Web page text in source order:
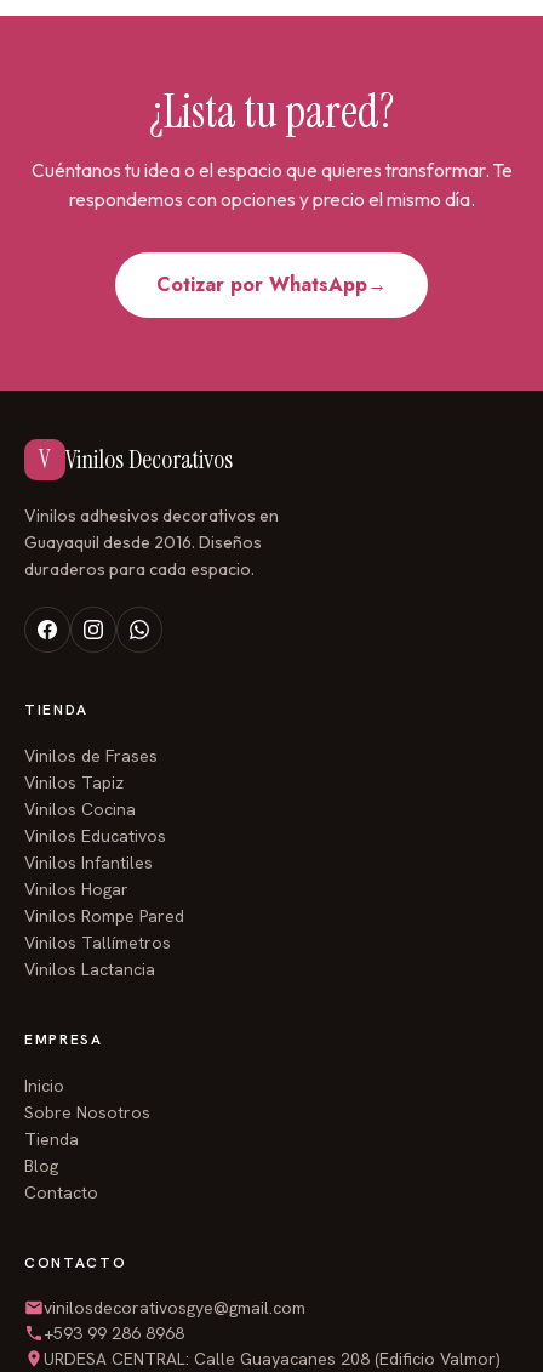
¿Lista tu pared?
Cuéntanos tu idea o el espacio que quieres transformar. Te
respondemos con opciones y precio el mismo día.
Cotizar por WhatsApp→
V Vinilos Decorativos
Vinilos adhesivos decorativos en
Guayaquil desde 2016. Diseños
duraderos para cada espacio.
TIENDA
Vinilos de Frases
Vinilos Tapiz
Vinilos Cocina
Vinilos Educativos
Vinilos Infantiles
Vinilos Hogar
Vinilos Rompe Pared
Vinilos Tallímetros
Vinilos Lactancia
EMPRESA
Inicio
Sobre Nosotros
Tienda
Blog
Contacto
CONTACTO
vinilosdecorativosgye@gmail.com
+593 99 286 8968
URDESA CENTRAL: Calle Guayacanes 208 (Edificio Valmor)